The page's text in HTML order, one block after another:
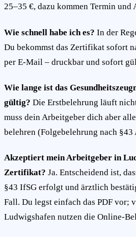
25–35 €, dazu kommen Termin und
Wie schnell habe ich es? In der
Du bekommst das Zertifikat sofort
per E-Mail – druckbar und sofort
Wie lange ist das
gültig? Die Erstbelehrung läuft
muss dein Arbeitgeber dich aber
belehren (Folgebelehrung nach §43
Akzeptiert mein Arbeitgeber in
Zertifikat? Ja. Entscheidend ist,
§43 IfSG erfolgt und ärztlich
Fall. Du legst einfach das PDF vor;
Ludwigshafen nutzen die Online-